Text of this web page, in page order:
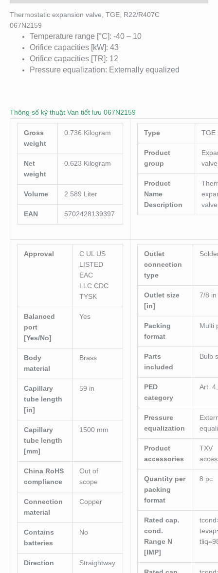
Thermostatic expansion valve, TGE, R22/R407C
067N2159
Temperature range [°C]: -40 – 10
Orifice capacities [kW]: 43
Orifice capacities [TR]: 12
Pressure equalization: Externally equalized
Thông số kỹ thuật Van tiết lưu 067N2159
Gross
weight
0.736 Kilogram
Net
weight
0.623 Kilogram
Volume 2.589 Liter
EAN 5702428139397
Type TGE
Product
group
Product
Name
Description
valve
Approval
C UL US
LISTED
EAC
LLC CDC
TYSK
Balanced
port
[Yes/No]
Yes
Body
material
Brass
Capillary
tube length
[in]
59 in
Capillary
tube length
[mm]
1500 mm
China RoHS
compliance
Out of
scope
Connection
material
Copper
Contains
batteries
No
Direction Straightway
Outlet
connection
type
Outlet size
[in]
7/8 in
Packing
format
Multi
Parts
included
Bulb
PED
category
Art.
Pressure
equalization
Product
accessories
TXV
Quantity per
packing
format
8 pc
Rated cap.
cond.
Range N
[IMP]